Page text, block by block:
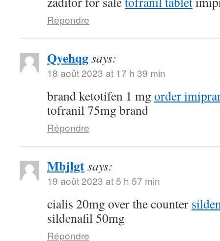
Répondre
Qyehqgsays:
18 août 2023 at 17 h 39 min
brand ketotifen 1 mg order
tofranil 75mg brand
Répondre
Mbjlgtsays:
19 août 2023 at 5 h 57 min
cialis 20mg over the counter
sildenafil 50mg
Répondre